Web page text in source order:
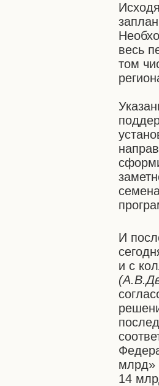
весь
том
И
и с
млрд»
14